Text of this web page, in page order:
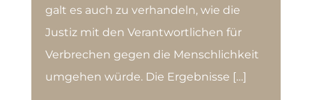
galt es auch zu verhandeln, wie die
Justiz mit den Verantwortlichen für
Verbrechen gegen die Menschlichkeit
umgehen würde. Die Ergebnisse […]